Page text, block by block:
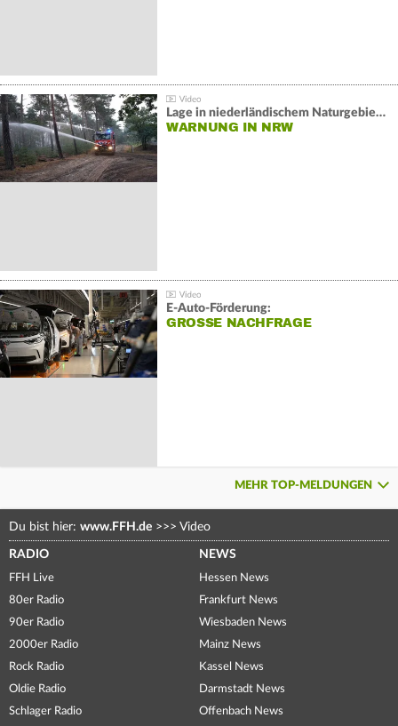
Lage in niederländischem Naturgebiet stabil
WARNUNG IN NRW
E-Auto-Förderung:
GROSSE NACHFRAGE
MEHR TOP-MELDUNGEN
Du bist hier: www.FFH.de >>> Video
RADIO
FFH Live
80er Radio
90er Radio
2000er Radio
Rock Radio
Oldie Radio
Schlager Radio
NEWS
Hessen News
Frankfurt News
Wiesbaden News
Mainz News
Kassel News
Darmstadt News
Offenbach News